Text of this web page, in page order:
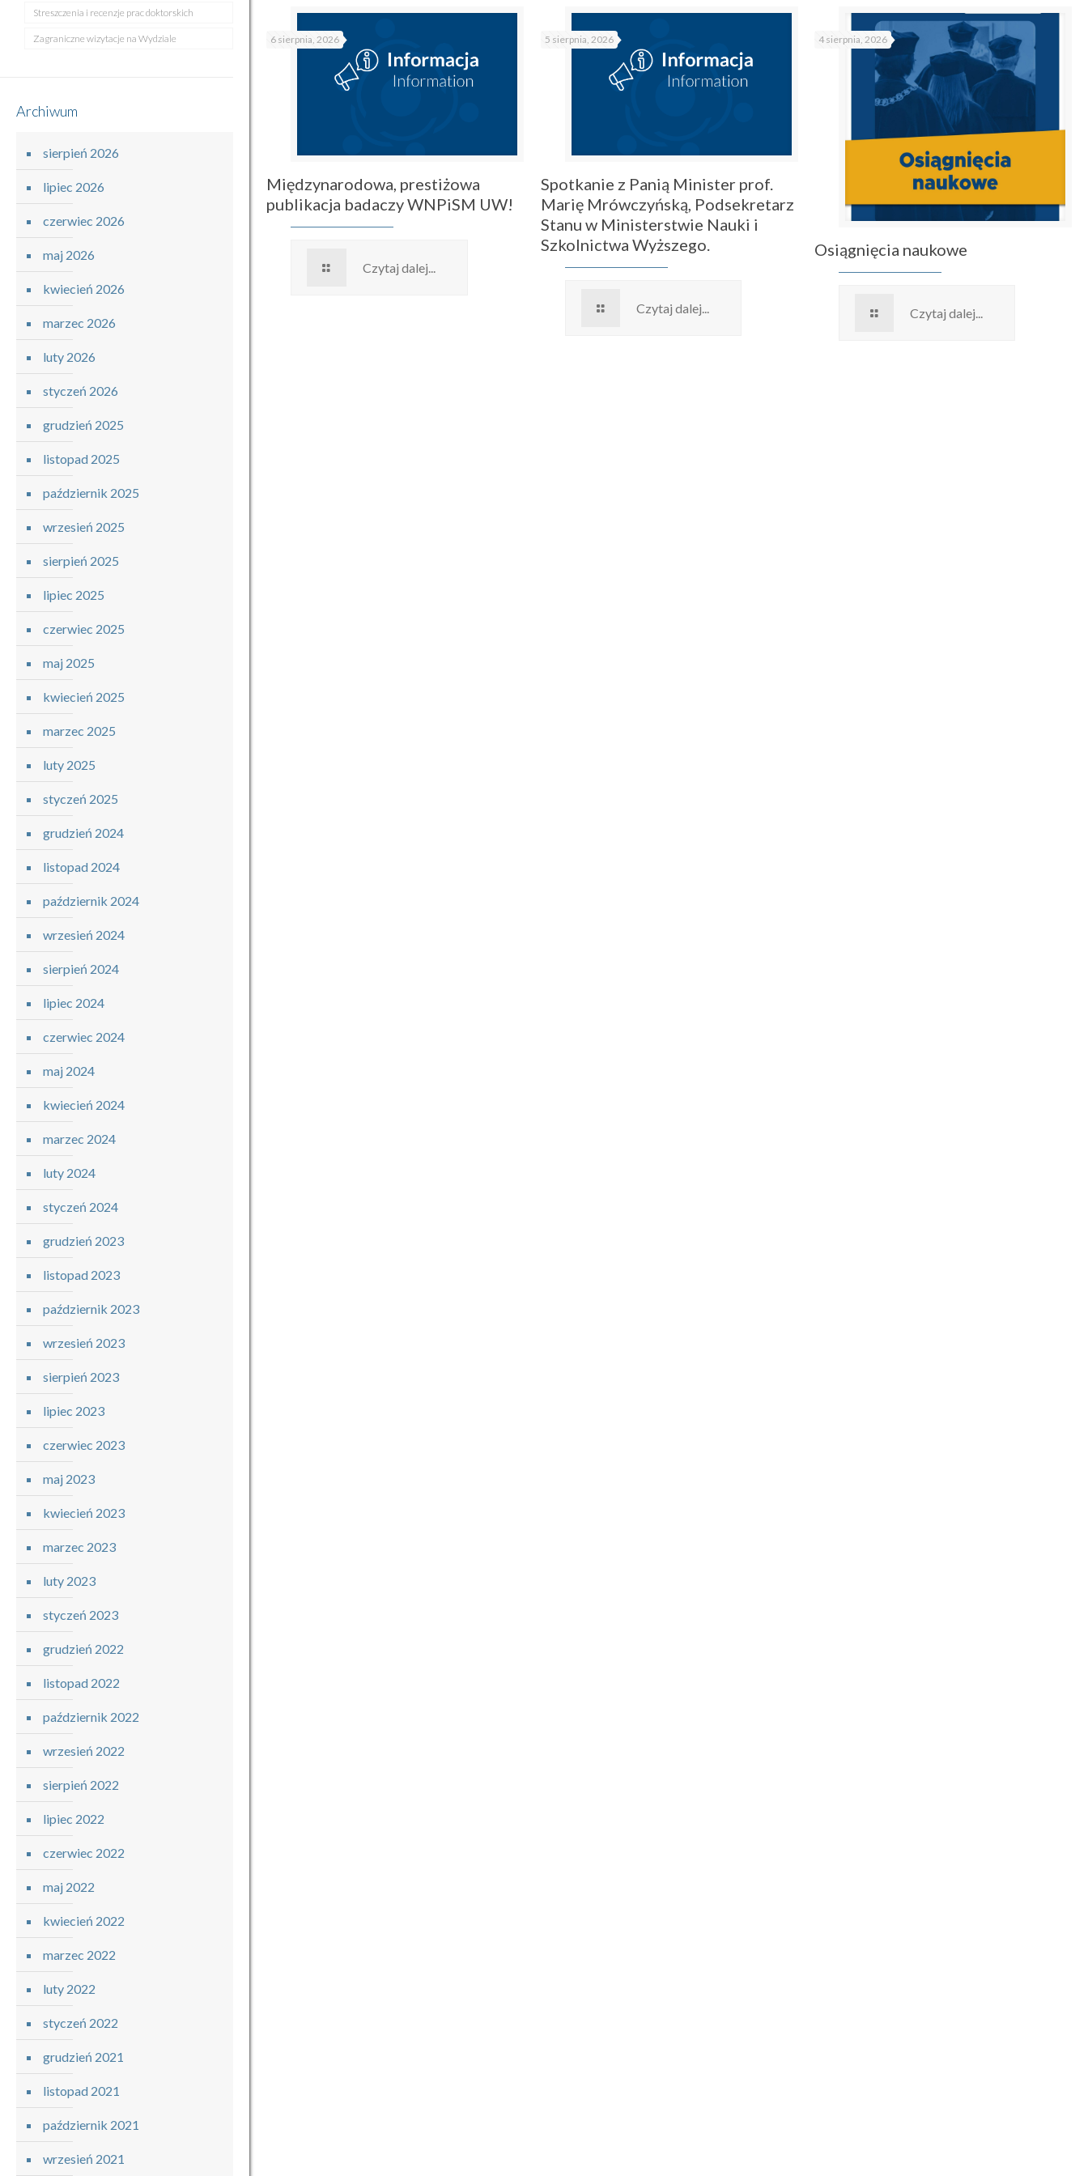
6 sierpnia, 2026
Międzynarodowa, prestiżowa
publikacja badaczy WNPiSM UW!
Czytaj dalej...
5 sierpnia, 2026
Spotkanie z Panią Minister prof.
Marię Mrówczyńską, Podsekretarz
Stanu w Ministerstwie Nauki i
Szkolnictwa Wyższego.
Czytaj dalej...
4 sierpnia, 2026
Osiągnięcia naukowe
Czytaj dalej...
Streszczenia i recenzje prac doktorskich
Zagraniczne wizytacje na Wydziale
Archiwum
sierpień 2026
lipiec 2026
czerwiec 2026
maj 2026
kwiecień 2026
marzec 2026
luty 2026
styczeń 2026
grudzień 2025
listopad 2025
październik 2025
wrzesień 2025
sierpień 2025
lipiec 2025
czerwiec 2025
maj 2025
kwiecień 2025
marzec 2025
luty 2025
styczeń 2025
grudzień 2024
listopad 2024
październik 2024
wrzesień 2024
sierpień 2024
lipiec 2024
czerwiec 2024
maj 2024
kwiecień 2024
marzec 2024
luty 2024
styczeń 2024
grudzień 2023
listopad 2023
październik 2023
wrzesień 2023
sierpień 2023
lipiec 2023
czerwiec 2023
maj 2023
kwiecień 2023
marzec 2023
luty 2023
styczeń 2023
grudzień 2022
listopad 2022
październik 2022
wrzesień 2022
sierpień 2022
lipiec 2022
czerwiec 2022
maj 2022
kwiecień 2022
marzec 2022
luty 2022
styczeń 2022
grudzień 2021
listopad 2021
październik 2021
wrzesień 2021